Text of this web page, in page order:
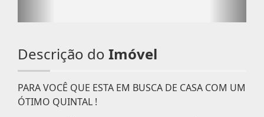
Descrição do Imóvel
PARA VOCÊ QUE ESTA EM BUSCA DE CASA COM UM
ÓTIMO QUINTAL !